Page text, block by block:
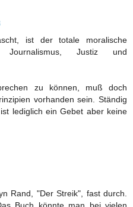
ist der totale moralische
Journalismus, Justiz und
zu können, muß doch
vorhanden sein. Ständig
lediglich ein Gebet aber keine
Rand, "Der Streik", fast durch.
Buch könnte man bei vielen